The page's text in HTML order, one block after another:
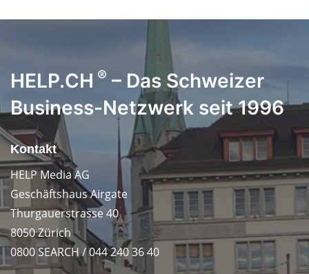
HELP.CH ® – Das Schweizer
Business-Netzwerk seit 1996
Kontakt
HELP Media AG
Geschäftshaus Airgate
Thurgauerstrasse 40
8050 Zürich
0800 SEARCH / 044 240 36 40